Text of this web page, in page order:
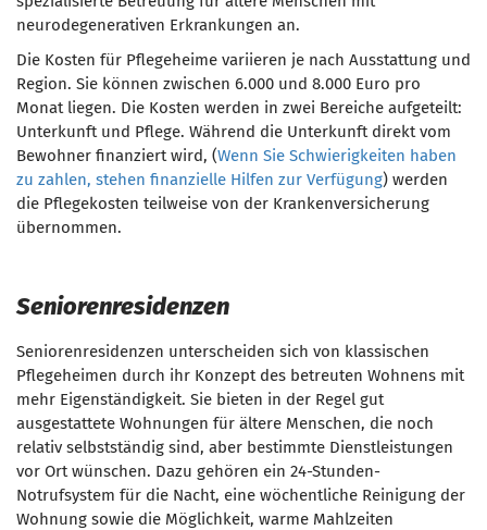
neurodegenerativen Erkrankungen an.
Die Kosten für Pflegeheime variieren je nach Ausstattung und
Region. Sie können zwischen 6.000 und 8.000 Euro pro
Monat liegen. Die Kosten werden in zwei Bereiche aufgeteilt:
Unterkunft und Pflege. Während die Unterkunft direkt vom
Bewohner finanziert wird, (Wenn Sie Schwierigkeiten haben
zu zahlen, stehen finanzielle Hilfen zur Verfügung) werden
die Pflegekosten teilweise von der Krankenversicherung
übernommen.
Seniorenresidenzen
Seniorenresidenzen unterscheiden sich von klassischen
Pflegeheimen durch ihr Konzept des betreuten Wohnens mit
mehr Eigenständigkeit. Sie bieten in der Regel gut
ausgestattete Wohnungen für ältere Menschen, die noch
relativ selbstständig sind, aber bestimmte Dienstleistungen
vor Ort wünschen. Dazu gehören ein 24-Stunden-
Notrufsystem für die Nacht, eine wöchentliche Reinigung der
Wohnung sowie die Möglichkeit, warme Mahlzeiten